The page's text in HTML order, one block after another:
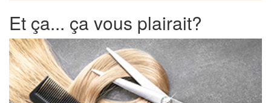
Et ça... ça vous plairait?